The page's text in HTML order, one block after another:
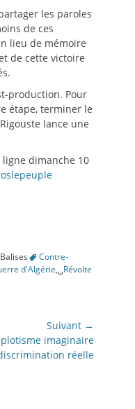
les paroles
de ces
lieu de mémoire
de cette victoire
production. Pour
étape, terminer le
lance une
dimanche 10
Balises
Contre-
d'Algérie,␣Révolte
Suivant →
imaginaire
réelle